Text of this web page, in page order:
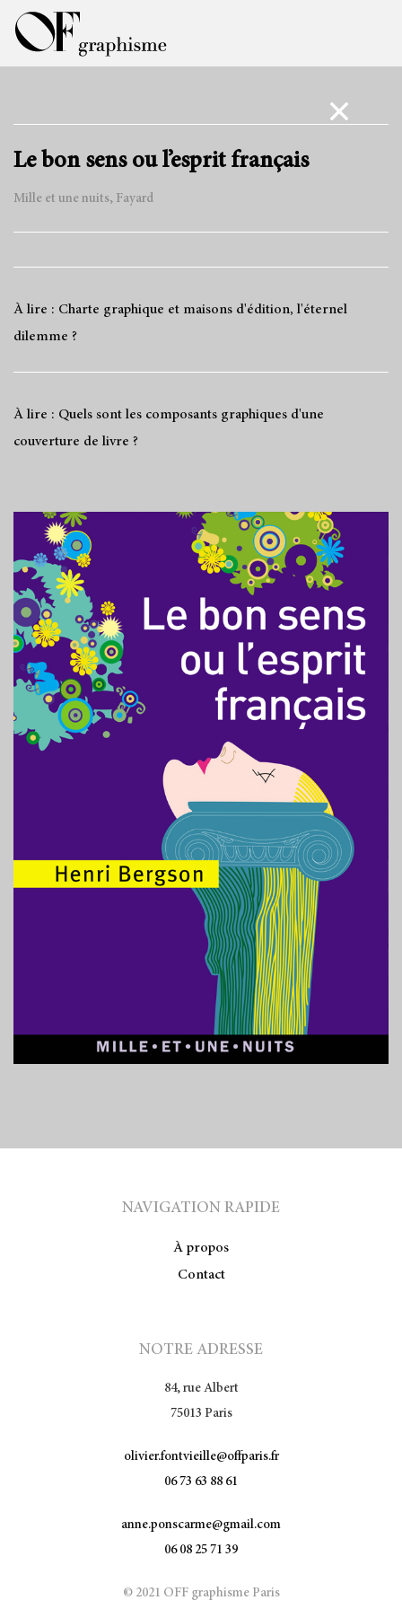
Le bon sens ou l’esprit français
Mille et une nuits, Fayard
À lire : Charte graphique et maisons d'édition, l'éternel
dilemme ?
À lire : Quels sont les composants graphiques d'une
couverture de livre ?
NAVIGATION RAPIDE
À propos
Contact
NOTRE ADRESSE
84, rue Albert
75013 Paris
olivier.fontvieille@offparis.fr
06 73 63 88 61
anne.ponscarme@gmail.com
06 08 25 71 39
© 2021 OFF graphisme Paris